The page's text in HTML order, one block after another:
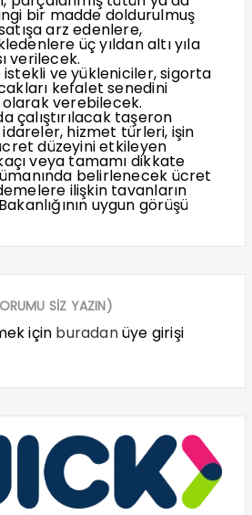
bir madde doldurulmuş
arz edenlere,
üç yıldan altı yıla
verilecek.
ve yükleniciler, sigorta
kefalet senedini
verebilecek.
çalıştırılacak taşeron
idareler, hizmet türleri, işin
düzeyini etkileyen
veya tamamı dikkate
belirlenecek ücret
ilişkin tavanların
uygun görüşü
SİZ YAZIN)
için buradanüye girişi